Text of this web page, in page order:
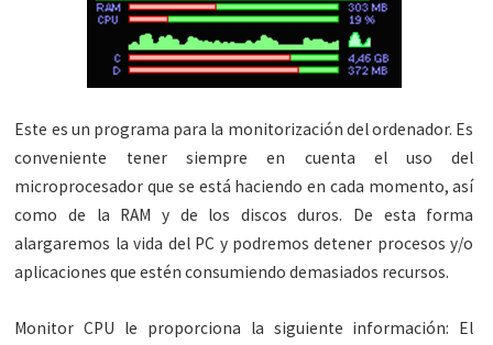
Este es un programa para la monitorización del ordenador. Es
conveniente tener siempre en cuenta el uso del
microprocesador que se está haciendo en cada momento, así
como de la RAM y de los discos duros. De esta forma
alargaremos la vida del PC y podremos detener procesos y/o
aplicaciones que estén consumiendo demasiados recursos.
Monitor CPU le proporciona la siguiente información: El